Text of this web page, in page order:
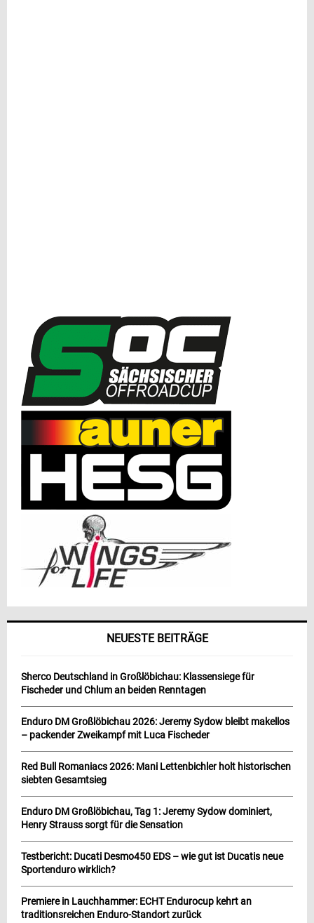
NEUESTE BEITRÄGE
Sherco Deutschland in Großlöbichau: Klassensiege für
Fischeder und Chlum an beiden Renntagen
Enduro DM Großlöbichau 2026: Jeremy Sydow bleibt makellos
– packender Zweikampf mit Luca Fischeder
Red Bull Romaniacs 2026: Mani Lettenbichler holt historischen
siebten Gesamtsieg
Enduro DM Großlöbichau, Tag 1: Jeremy Sydow dominiert,
Henry Strauss sorgt für die Sensation
Testbericht: Ducati Desmo450 EDS – wie gut ist Ducatis neue
Sportenduro wirklich?
Premiere in Lauchhammer: ECHT Endurocup kehrt an
traditionsreichen Enduro-Standort zurück